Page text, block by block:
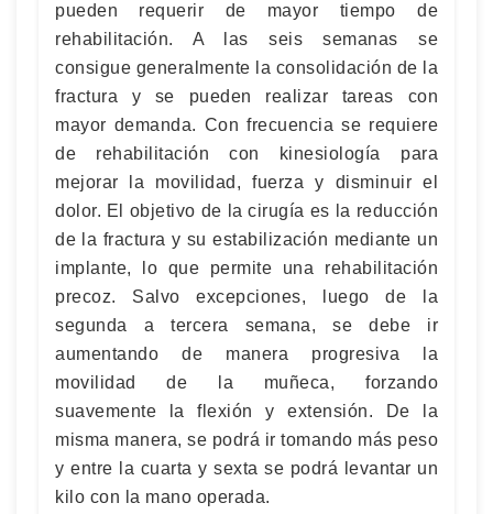
pueden requerir de mayor tiempo de
rehabilitación. A las seis semanas se
consigue generalmente la consolidación de la
fractura y se pueden realizar tareas con
mayor demanda. Con frecuencia se requiere
de rehabilitación con kinesiología para
mejorar la movilidad, fuerza y disminuir el
dolor. El objetivo de la cirugía es la reducción
de la fractura y su estabilización mediante un
implante, lo que permite una rehabilitación
precoz. Salvo excepciones, luego de la
segunda a tercera semana, se debe ir
aumentando de manera progresiva la
movilidad de la muñeca, forzando
suavemente la flexión y extensión. De la
misma manera, se podrá ir tomando más peso
y entre la cuarta y sexta se podrá levantar un
kilo con la mano operada.